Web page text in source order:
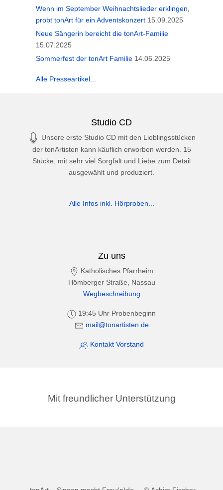
Wenn im September Weihnachtslieder erklingen,
probt tonArt für ein Adventskonzert 15.09.2025
Neue Sängerin bereicht die tonArt-Familie
15.07.2025
Sommerfest der tonArt Familie 14.06.2025
Alle Presseartikel...
Studio CD
Unsere erste Studio CD mit den Lieblingsstücken
der tonArtisten kann käuflich erworben werden. 15
Stücke, mit sehr viel Sorgfalt und Liebe zum Detail
ausgewählt und produziert.
Alle Infos inkl. Hörproben...
Zu uns
Katholisches Pfarrheim
Hömberger Straße, Nassau
Wegbeschreibung
19:45 Uhr Probenbeginn
mail@tonartisten.de
Kontakt Vorstand
Mit freundlicher Unterstützung